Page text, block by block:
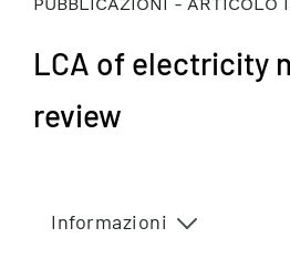
LCA of electricity
review
Informazioni